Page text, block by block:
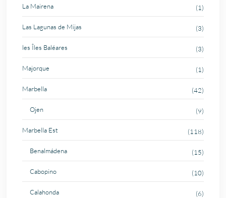
La Mairena (1)
Las Lagunas de Mijas (3)
les Îles Baléares (3)
Majorque (1)
Marbella (42)
Ojen (9)
Marbella Est (118)
Benalmádena (15)
Cabopino (10)
Calahonda (6)